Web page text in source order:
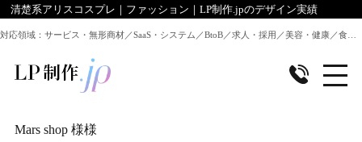
清楚系アリスコスプレ｜ファッション｜LP制作.jpのデザイン実績
Mars shop 様様